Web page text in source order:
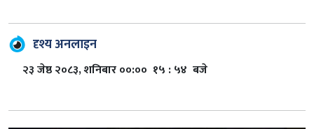
दृश्य अनलाइन
२३ जेष्ठ २०८३, शनिबार ००:०० १५ : ५४ बजे